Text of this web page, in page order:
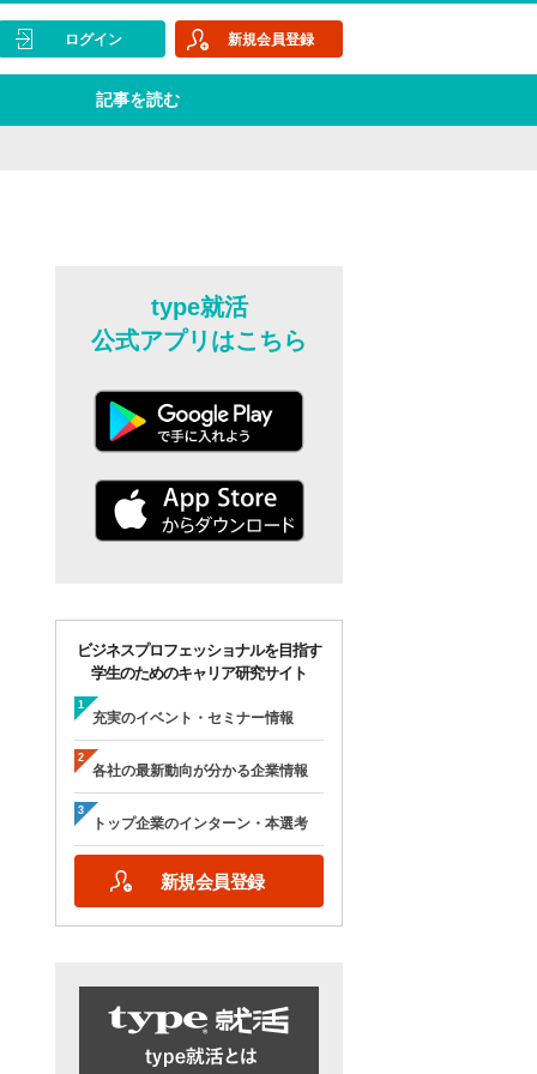
記事を読む
ログイン 新規会員登録
type就活
公式アプリはこちら
ビジネスプロフェッショナルを目指す
学生のためのキャリア研究サイト
充実のイベント・セミナー情報
各社の最新動向が分かる企業情報
トップ企業のインターン・本選考
新規会員登録